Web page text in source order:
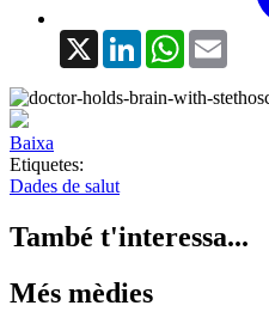
X LinkedInWhatsApp
Baixa
Etiquetes:
Dades de salut
També t'interessa...
Més mèdies